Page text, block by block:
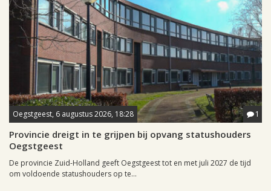
Oegstgeest, 6 augustus 2026, 18:28 1
Provincie dreigt in te grijpen bij opvang statushouders
Oegstgeest
De provincie Zuid-Holland geeft Oegstgeest tot en met juli 2027 de tijd
om voldoende statushouders op te...